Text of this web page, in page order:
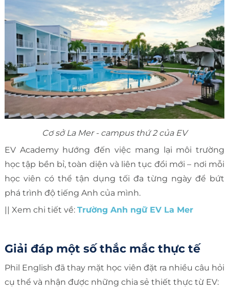
Cơ sở La Mer - campus thứ 2 của EV
EV Academy hướng đến việc mang lại môi trường
học tập bền bỉ, toàn diện và liên tục đổi mới – nơi mỗi
học viên có thể tận dụng tối đa từng ngày để bứt
phá trình độ tiếng Anh của mình.
|| Xem chi tiết về: Trường Anh ngữ EV La Mer
Giải đáp một số thắc mắc thực tế
Phil English đã thay mặt học viên đặt ra nhiều câu hỏi
cụ thể và nhận được những chia sẻ thiết thực từ EV: